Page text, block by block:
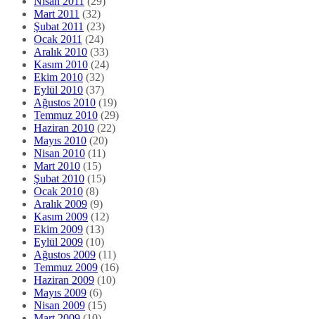
Mart 2011 (32)
Şubat 2011 (23)
Ocak 2011 (24)
Aralık 2010 (33)
Kasım 2010 (24)
Ekim 2010 (32)
Eylül 2010 (37)
Ağustos 2010 (19)
Temmuz 2010 (29)
Haziran 2010 (22)
Mayıs 2010 (20)
Nisan 2010 (11)
Mart 2010 (15)
Şubat 2010 (15)
Ocak 2010 (8)
Aralık 2009 (9)
Kasım 2009 (12)
Ekim 2009 (13)
Eylül 2009 (10)
Ağustos 2009 (11)
Temmuz 2009 (16)
Haziran 2009 (10)
Mayıs 2009 (6)
Nisan 2009 (15)